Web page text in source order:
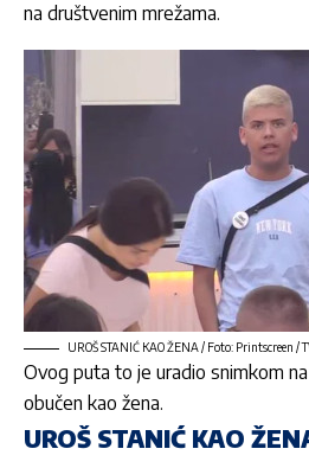
na društvenim mrežama.
UROŠ STANIĆ KAO ŽENA / Foto: Printscreen /
Ovog puta to je uradio snimkom
obučen kao žena.
UROŠ STANIĆ KAO